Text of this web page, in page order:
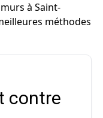
à Saint-
méthodes
contre